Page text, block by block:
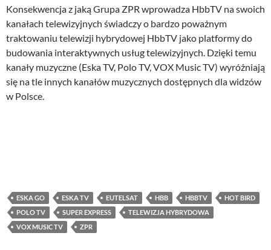
Konsekwencja z jaką Grupa ZPR wprowadza HbbTV na swoich
kanałach telewizyjnych świadczy o bardzo poważnym
traktowaniu telewizji hybrydowej HbbTV jako platformy do
budowania interaktywnych usług telewizyjnych. Dzięki temu
kanały muzyczne (Eska TV, Polo TV, VOX Music TV) wyróżniają
się na tle innych kanałów muzycznych dostępnych dla widzów
w Polsce.
ESKA GO ESKA TV EUTELSAT HBB HBBTV
HOT BIRD
POLO TV
SUPER EXPRESS
TELEWIZJA HYBRYDOWA
VOX MUSIC TV
ZPR